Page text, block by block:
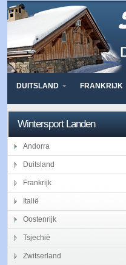
DUITSLAND FRANKRIJK
Wintersport Landen
Andorra
Duitsland
Frankrijk
Italië
Oostenrijk
Tsjechië
Zwitserland